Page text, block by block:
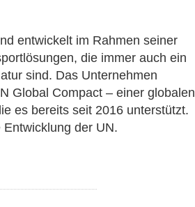
entwickelt im Rahmen seiner
die immer auch ein
sind. Das Unternehmen
Global Compact – einer globalen
es bereits seit 2016 unterstützt.
der UN.